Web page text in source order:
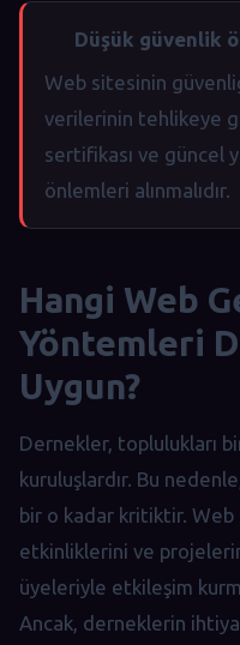
Düşük güvenlik
Web sitesinin
verilerinin tehlikeye
sertifikası ve güncel
önlemleri alınmalıdır.
Hangi Web
Yöntemleri
Uygun?
Dernekler, toplulukları
kuruluşlardır. Bu
bir o kadar kritiktir. Web
etkinliklerini ve projelerini
üyeleriyle etkileşim
Ancak, derneklerin